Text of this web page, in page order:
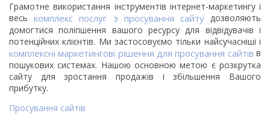
Грамотне використання інструментів інтернет-маркетингу і
веськомплекс послуг з просування сайтудозволяють
домогтися поліпшення вашого ресурсу для відвідувачів і
потенційних клієнтів. Ми застосовуємо тільки найсучасніші і
комплексні маркетингові рішення для просування сайтів в
пошукових системах. Нашою основною метою є розкрутка
сайту для зростання продажів і збільшення Вашого
прибутку.
Просування сайтів